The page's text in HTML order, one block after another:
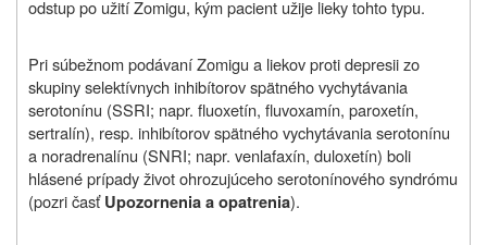
odstup po užití Zomigu, kým pacient užije lieky tohto typu.
Pri súbežnom podávaní Zomigu a liekov proti depresii zo
skupiny selektívnych inhibítorov spätného vychytávania
serotonínu (SSRI; napr. fluoxetín, fluvoxamín, paroxetín,
sertralín), resp. inhibítorov spätného vychytávania serotonínu
a noradrenalínu (SNRI; napr. venlafaxín, duloxetín) boli
hlásené prípady život ohrozujúceho serotonínového syndrómu
(pozri časť Upozornenia a opatrenia).